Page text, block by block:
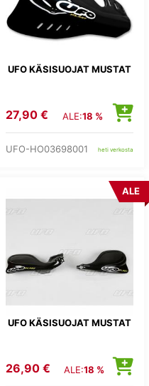
UFO KÄSISUOJAT MUSTAT
27,90 € ALE:18 %
UFO-HO03698001 heti verkosta
UFO KÄSISUOJAT MUSTAT
ALE
26,90 € ALE:18 %